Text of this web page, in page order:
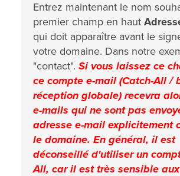
Entrez maintenant le nom
premier champ en haut
qui doit apparaître avant le
votre domaine. Dans notre
"contact". Si vous laissez ce
ce compte e-mail (Catch-All /
réception globale) recevra
e-mails qui ne sont pas
adresse e-mail explicitement
le domaine. En général, il est
déconseillé d'utiliser un
All, car il est très sensible